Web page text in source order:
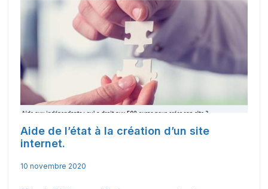
Aide de l’état à la création d’un site
internet.
10 novembre 2020